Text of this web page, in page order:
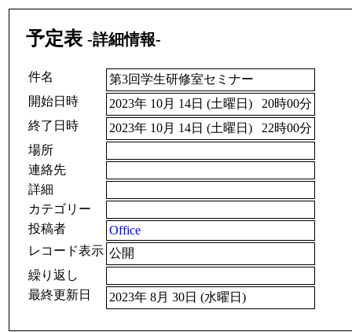
予定表 -詳細情報-
件名
第3回学生研修室セミナー
開始日時
2023年 10月 14日 (土曜日) 20時00分
終了日時
2023年 10月 14日 (土曜日) 22時00分
場所
連絡先
詳細
カテゴリー
投稿者
Office
レコード表示 公開
繰り返し
最終更新日
2023年 8月 30日 (水曜日)